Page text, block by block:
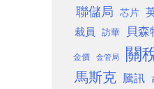
聯儲局 芯片
裁員 訪華 貝森
金價 金管局 關
馬斯克 騰訊